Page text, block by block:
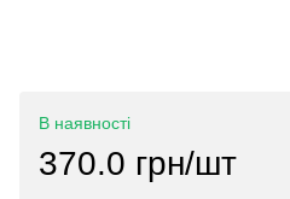
В наявності
370.0 грн/шт